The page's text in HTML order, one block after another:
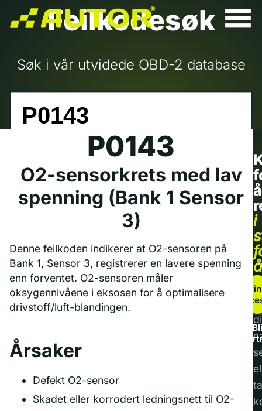
Feilkodesøk
Søk i vår utvidede OBD-2 database
P0143
O2-sensorkrets med lav
spenning (Bank 1 Sensor
3)
Denne feilkoden indikerer at O2-sensoren på
Bank 1, Sensor 3, registrerer en lavere spenning
enn forventet. O2-sensoren måler
oksygennivåene i eksosen for å optimalisere
drivstoff/luft-blandingen.
Årsaker
Defekt O2-sensor
Skadet eller korrodert ledningsnett til O2-
å
i
å
ta
Bli